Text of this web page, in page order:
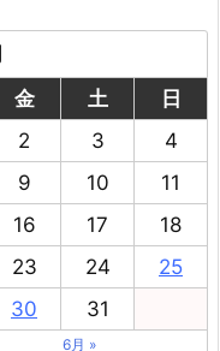
金 土
日
2 3
4
9 10
11
16 17
18
23 24
25
30 31
6月 »